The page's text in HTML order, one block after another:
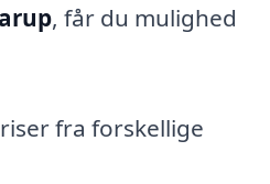
, får du mulighed
fra forskellige